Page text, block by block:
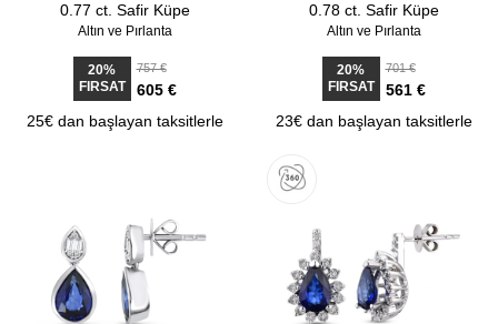
0.77 ct. Safir Küpe
Altın ve Pırlanta
20%
FIRSAT
757 €
605 €
25€ dan başlayan taksitlerle
0.78 ct. Safir Küpe
Altın ve Pırlanta
20%
FIRSAT
701 €
561 €
23€ dan başlayan taksitlerle